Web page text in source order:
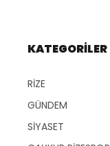
KATEGORİLER
RİZE
GÜNDEM
SİYASET